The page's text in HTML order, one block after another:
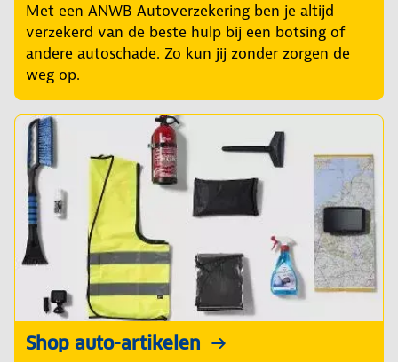
Met een ANWB Autoverzekering ben je altijd
verzekerd van de beste hulp bij een botsing of
andere autoschade. Zo kun jij zonder zorgen de
weg op.
Shop auto-artikelen